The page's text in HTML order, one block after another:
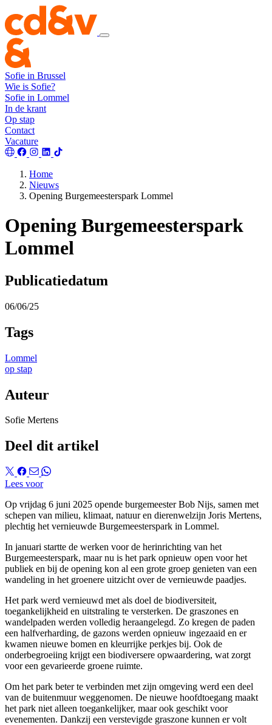
Sofie in Brussel
Wie is Sofie?
Sofie in Lommel
In de krant
Op stap
Contact
Vacature
Home
Nieuws
Opening Burgemeesterspark Lommel
Opening Burgemeesterspark
Lommel
Publicatiedatum
06/06/25
Tags
Lommel
op stap
Auteur
Sofie Mertens
Deel dit artikel
Lees voor
Op vrijdag 6 juni 2025 opende burgemeester Bob Nijs, samen met
schepen van milieu, klimaat, natuur en dierenwelzijn Joris Mertens,
plechtig het vernieuwde Burgemeesterspark in Lommel.
In januari startte de werken voor de herinrichting van het
Burgemeesterspark, maar nu is het park opnieuw open voor het
publiek en bij de opening kon al een grote groep genieten van een
wandeling in het groenere uitzicht over de vernieuwde paadjes.
Het park werd vernieuwd met als doel de biodiversiteit,
toegankelijkheid en uitstraling te versterken. De graszones en
wandelpaden werden volledig heraangelegd. Zo kregen de paden
een halfverharding, de gazons werden opnieuw ingezaaid en er
kwamen nieuwe bomen en kleurrijke perkjes bij. Ook de
onderbegroeiing krijgt een biodiversere opwaardering, wat zorgt
voor een gevarieerde groene ruimte.
Om het park beter te verbinden met zijn omgeving werd een deel
van de buitenmuur weggenomen. De nieuwe hoofdtoegang maakt
het park niet alleen toegankelijker, maar ook geschikt voor
evenementen. Dankzij een verstevigde graszone kunnen er volt